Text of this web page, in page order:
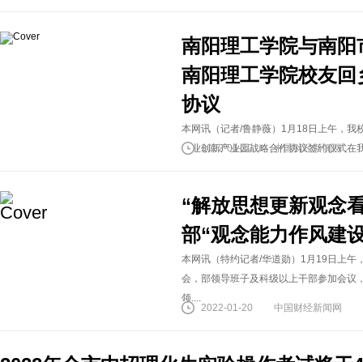
南阳理工学院与南
南阳理工学院校友
协议
本网讯（记者/鲁静薇）1月18日上午，我
创业创新产业园战略合作协议签约仪式在
2022-01-20 中国财经新闻网
“解放思想更新观念
部“观念能力作风建
本网讯（特约记者/华道勋）1月19日上午
会，部领导班子及科级以上干部参加会议
领....
2022-01-20
中国财经新闻网